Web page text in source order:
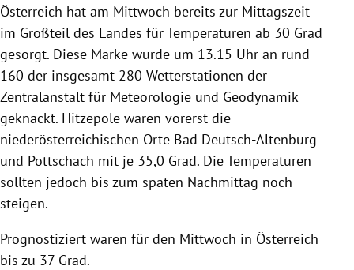
Österreich hat am Mittwoch bereits zur Mittagszeit
im Großteil des Landes für Temperaturen ab 30 Grad
gesorgt. Diese Marke wurde um 13.15 Uhr an rund
160 der insgesamt 280 Wetterstationen der
Zentralanstalt für Meteorologie und Geodynamik
geknackt. Hitzepole waren vorerst die
niederösterreichischen Orte Bad Deutsch-Altenburg
und Pottschach mit je 35,0 Grad. Die Temperaturen
sollten jedoch bis zum späten Nachmittag noch
steigen.
Prognostiziert waren für den Mittwoch in Österreich
bis zu 37 Grad.